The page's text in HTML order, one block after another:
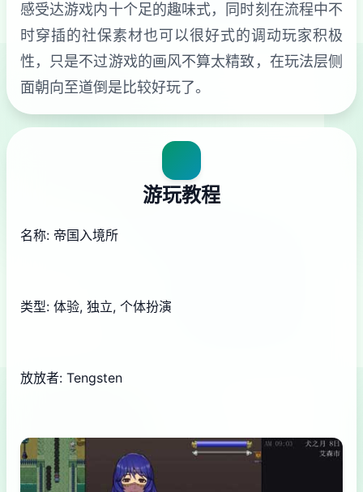
感受达游戏内十个足的趣味式，同时刻在流程中不
时穿插的社保素材也可以很好式的调动玩家积极
性，只是不过游戏的画风不算太精致，在玩法层侧
面朝向至道倒是比较好玩了。
游玩教程
名称: 帝国入境所
类型: 体验, 独立, 个体扮演
放放者: Tengsten